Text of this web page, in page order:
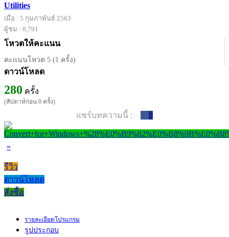
Utilities
เมื่อ : 5 กุมภาพันธ์ 2563
ผู้ชม : 8,791
โหวตให้คะแนน
คะแนนโหวต 5 (1 ครั้ง)
ดาวน์โหลด
280 ครั้ง
(สัปดาห์ก่อน 0 ครั้ง)
แชร์บทความนี้ : 0
»
รีวิว
ดาวน์โหลด
สั่งซื้อ
รายละเอียดโปรแกรม
รูปประกอบ